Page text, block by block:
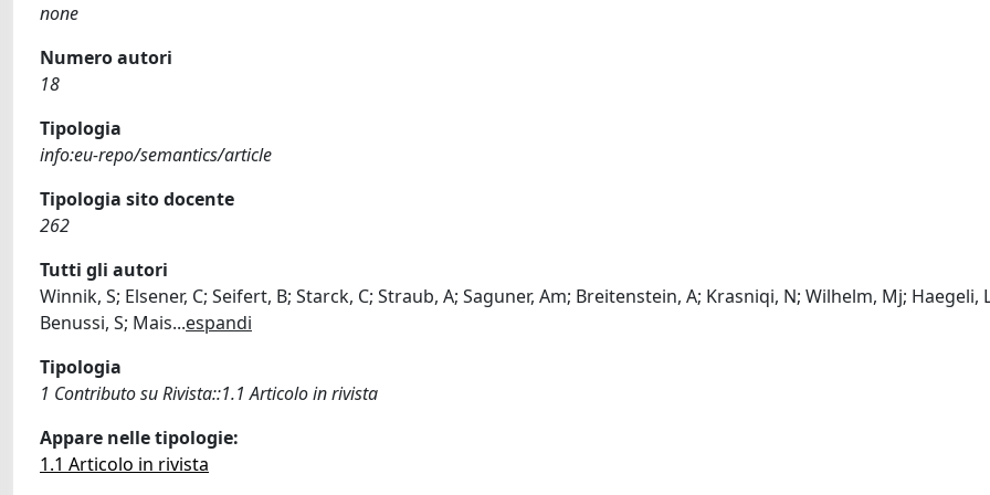
none
Numero autori
18
Tipologia
info:eu-repo/semantics/article
Tipologia sito docente
262
Tutti gli autori
Winnik, S; Elsener, C; Seifert, B; Starck, C; Straub, A; Saguner, Am; Breitenstein, A; Krasniqi, N; Wilhelm, Mj; Haegeli,
Benussi, S; Mais...espandi
Tipologia
1 Contributo su Rivista::1.1 Articolo in rivista
Appare nelle tipologie:
1.1 Articolo in rivista